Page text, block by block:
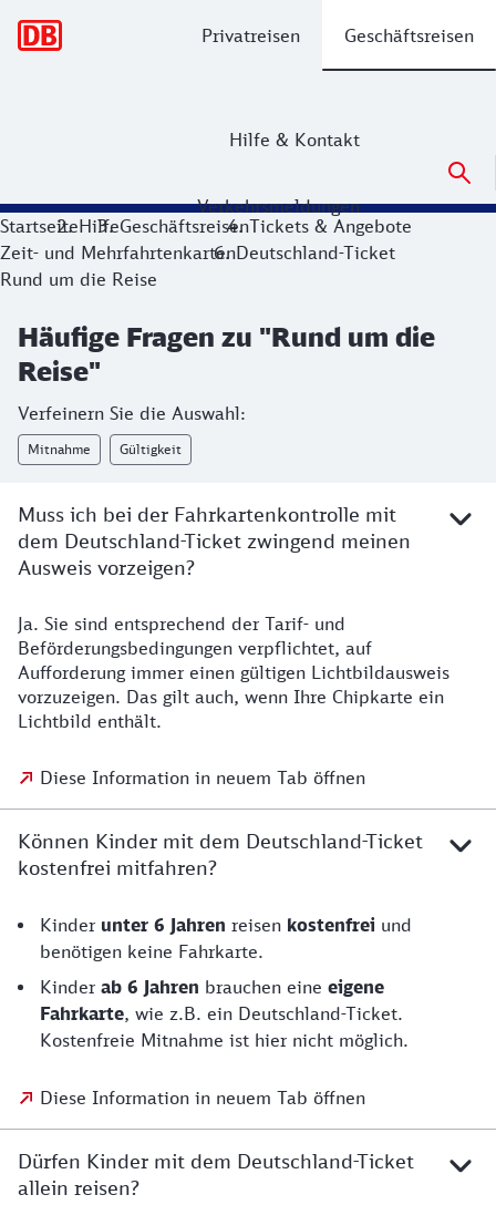
Privatreisen Geschäftsreisen
Hilfe & Kontakt
Verkehrsmeldungen
StartseiteHilfeGeschäftsreisenTickets & Angebote
Zeit- und MehrfahrtenkartenDeutschland-Ticket
Rund um die Reise
Häufige Fragen zu "Rund um die
Reise"
Verfeinern Sie die Auswahl:
Mitnahme Gültigkeit
Muss ich bei der Fahrkartenkontrolle mit
dem Deutschland-Ticket zwingend meinen
Ausweis vorzeigen?
Ja. Sie sind entsprechend der Tarif- und
Beförderungsbedingungen verpflichtet, auf
Aufforderung immer einen gültigen Lichtbildausweis
vorzuzeigen. Das gilt auch, wenn Ihre Chipkarte ein
Lichtbild enthält.
Diese Information in neuem Tab öffnen
Können Kinder mit dem Deutschland-Ticket
kostenfrei mitfahren?
Kinder unter 6 Jahren reisen kostenfrei und
benötigen keine Fahrkarte.
Kinder ab 6 Jahren brauchen eine eigene
Fahrkarte, wie z.B. ein Deutschland-Ticket.
Kostenfreie Mitnahme ist hier nicht möglich.
Diese Information in neuem Tab öffnen
Dürfen Kinder mit dem Deutschland-Ticket
allein reisen?